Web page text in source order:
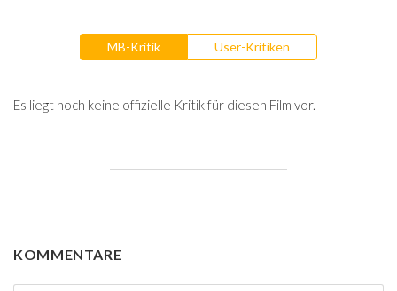
MB-Kritik User-Kritiken
Es liegt noch keine offizielle Kritik für diesen Film vor.
KOMMENTARE